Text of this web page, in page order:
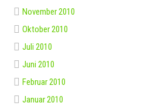
November 2010
Oktober 2010
Juli 2010
Juni 2010
Februar 2010
Januar 2010